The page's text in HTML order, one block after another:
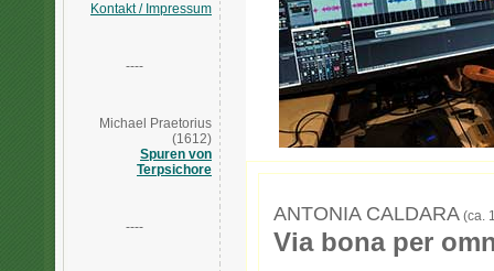
Kontakt / Impressum
----
Michael Praetorius
(1612)
Spuren von
Terpsichore
----
ANTONIA CALDARA (ca.
Via bona per